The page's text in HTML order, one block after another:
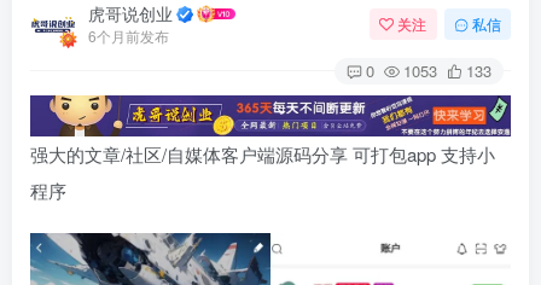
虎哥说创业
6个月前发布
关注 私信
0 1053 133
强大的文章/社区/自媒体客户端源码分享 可打包app 支持小
程序